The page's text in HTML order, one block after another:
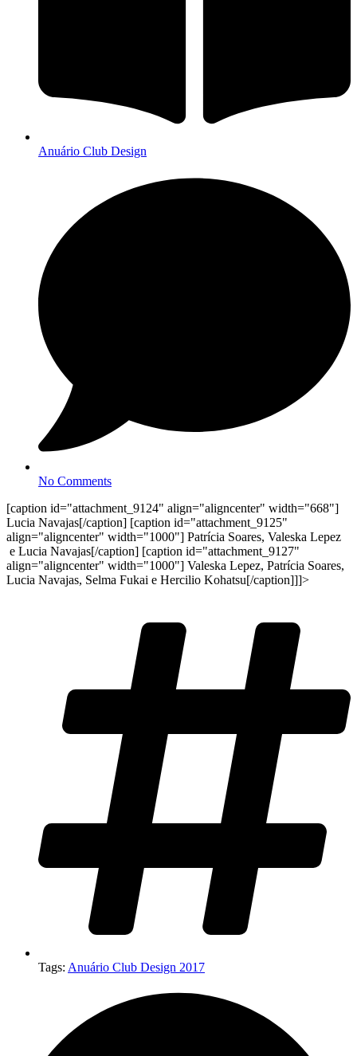
Anuário Club Design
No Comments
[caption id="attachment_9124" align="aligncenter" width="668"]
Lucia Navajas[/caption] [caption id="attachment_9125"
align="aligncenter" width="1000"] Patrícia Soares, Valeska Lepez
e Lucia Navajas[/caption] [caption id="attachment_9127"
align="aligncenter" width="1000"] Valeska Lepez, Patrícia Soares,
Lucia Navajas, Selma Fukai e Hercilio Kohatsu[/caption]]]>
Tags: Anuário Club Design 2017